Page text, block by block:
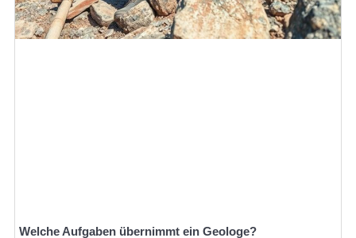
Welche Aufgaben übernimmt ein Geologe?